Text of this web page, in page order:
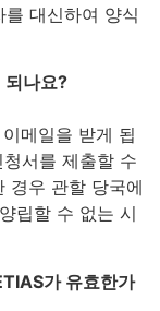
대신하여 양식
되나요?
메일을 받게 됩
서를 제출할 수
경우 관할 당국에
립할 수 없는 시
가 유효한가